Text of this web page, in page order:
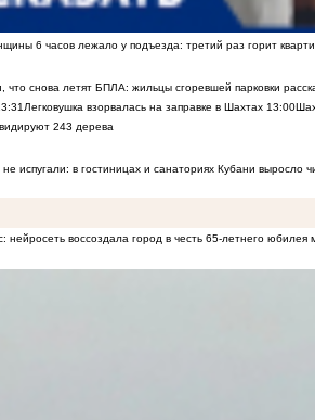
6 часов лежало у подъезда: третий раз горит
снова летят БПЛА: жильцы сгоревшей парковки
Легковушка взорвалась на заправке в Шахтах 13:00
243 дерева
испугали: в гостиницах и санаториях Кубани выросло
нейросеть воссоздала город в честь 65-летнего юбилея